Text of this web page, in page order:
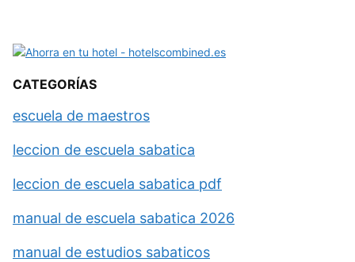
CATEGORÍAS
escuela de maestros
leccion de escuela sabatica
leccion de escuela sabatica pdf
manual de escuela sabatica 2026
manual de estudios sabaticos